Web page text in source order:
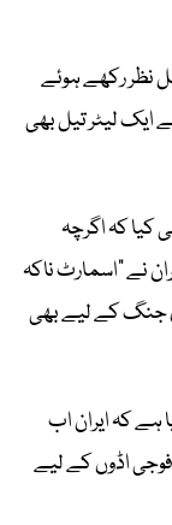
نظر رکھے ہوئے
ایک لیٹر تیل بھی
کیا کہ اگرچہ
نے “اسمارٹ ناکہ
جنگ کے لیے بھی
ہے کہ ایران اب
اڈوں کے لیے